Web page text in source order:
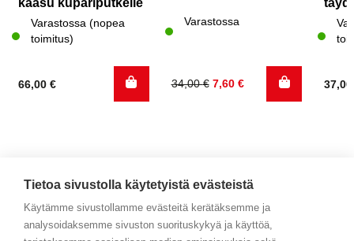
kaasu kupariputkelle
Varastossa (nopea
toimitus)
66,00 €
Varastossa
34,00€
Alkuperäinen
7,60 €
Nykyinen
Yhteystiedot
Tietoa sivustolla käytetyistä evästeistä
Käytämme sivustollamme evästeitä kerätäksemme ja
analysoidaksemme sivuston suorituskykyä ja käyttöä,